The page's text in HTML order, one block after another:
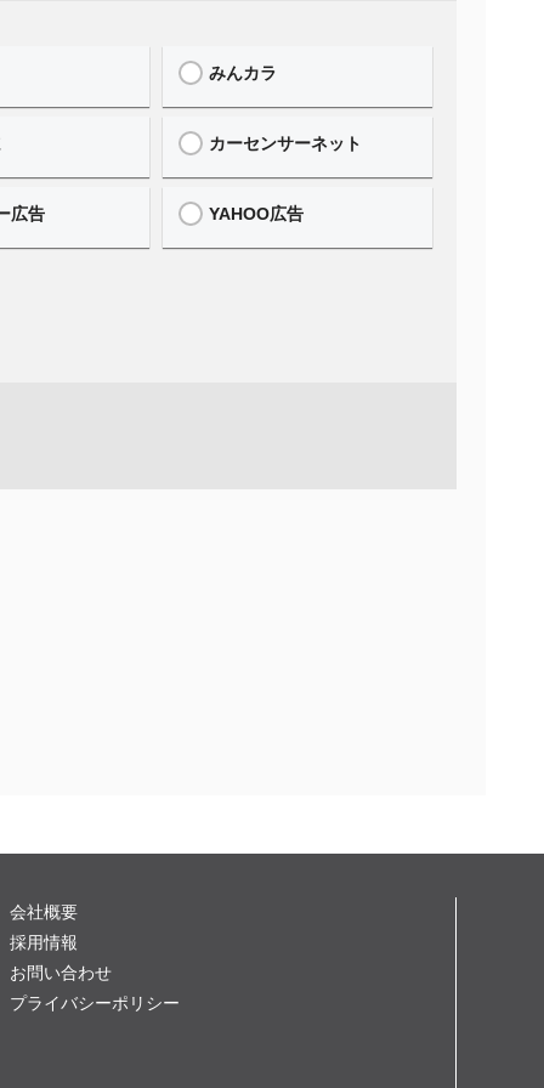
みんカラ
カーセンサーネット
広告 YAHOO広告
会社概要
採用情報
お問い合わせ
プライバシーポリシー